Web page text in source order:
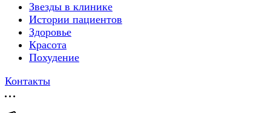
Звезды в клинике
Истории пациентов
Здоровье
Красота
Похудение
Контакты